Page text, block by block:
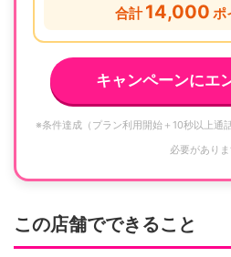
合計14,000 ポ
キャンペーンにエ
※条件達成（プラン利用開始＋10秒以上通
必要があり
この店舗でできること